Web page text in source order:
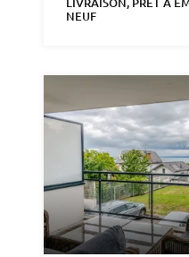
NEUF